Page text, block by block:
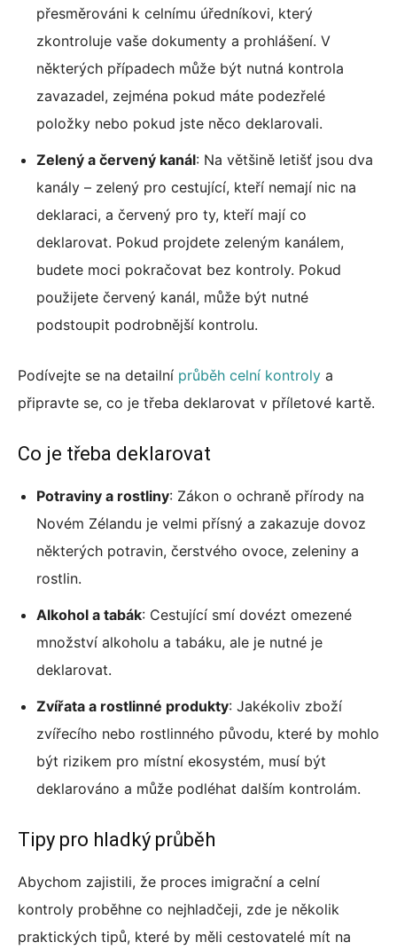
přesměrováni k celnímu úředníkovi, který
zkontroluje vaše dokumenty a prohlášení. V
některých případech může být nutná kontrola
zavazadel, zejména pokud máte podezřelé
položky nebo pokud jste něco deklarovali.
Zelený a červený kanál: Na většině letišť jsou dva
kanály – zelený pro cestující, kteří nemají nic na
deklaraci, a červený pro ty, kteří mají co
deklarovat. Pokud projdete zeleným kanálem,
budete moci pokračovat bez kontroly. Pokud
použijete červený kanál, může být nutné
podstoupit podrobnější kontrolu.
Podívejte se na detailní průběh celní kontroly a
připravte se, co je třeba deklarovat v příletové kartě.
Co je třeba deklarovat
Potraviny a rostliny: Zákon o ochraně přírody na
Novém Zélandu je velmi přísný a zakazuje dovoz
některých potravin, čerstvého ovoce, zeleniny a
rostlin.
Alkohol a tabák: Cestující smí dovézt omezené
množství alkoholu a tabáku, ale je nutné je
deklarovat.
Zvířata a rostlinné produkty: Jakékoliv zboží
zvířecího nebo rostlinného původu, které by mohlo
být rizikem pro místní ekosystém, musí být
deklarováno a může podléhat dalším kontrolám.
Tipy pro hladký průběh
Abychom zajistili, že proces imigrační a celní
kontroly proběhne co nejhladčeji, zde je několik
praktických tipů, které by měli cestovatelé mít na